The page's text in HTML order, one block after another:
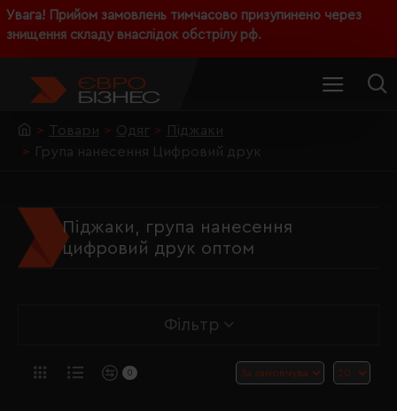
Увага! Прийом замовлень тимчасово призупинено через
знищення складу внаслідок обстрілу рф.
Товари Одяг
Піджаки
Група нанесення Цифровий друк
Піджаки, група нанесення
цифровий друк оптом
Фільтр
0